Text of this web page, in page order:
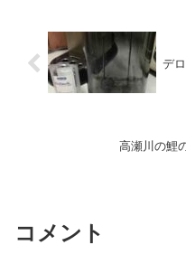
デ
高瀬川の鯉
コメント